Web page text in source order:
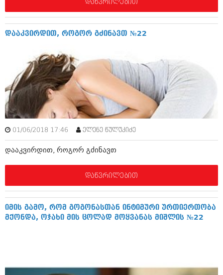
სექტემბერი 2017 (261)
ივლისი 2017 (233)
ივნისი 2017 (265)
მაისი 2017 (216)
აპრილი 2017 (220)
მარტი 2017 (212)
თებერვალი 2017 (205)
იანვარი 2017 (246)
დეკემბერი 2016 (207)
ნოემბერი 2016 (207)
ოქტომბერი 2016 (257)
სექტემბერი 2016 (224)
ივნისი 2016 (221)
მაისი 2016 (261)
აპრილი 2016 (215)
მარტი 2016 (200)
თებერვალი 2016 (250)
სექტემბერი 2015 (215)
დაწვრილებით
დააკვირდით, როგორ გძინავთ №22
01/06/2018 17:46 ელენე წულუკიძე
დააკვირდით, როგორ გძინავთ
დაწვრილებით
იმის გამო, რომ გოგონასთან ინტიმური ურთიერთობა
მქონდა, ოჯახი მის ცოლად მოყვანას მიშლის №22